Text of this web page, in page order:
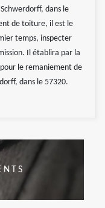
dans le
de toiture, il est le
temps, inspecter
Il établira par la
le remaniement de
dans le 57320.